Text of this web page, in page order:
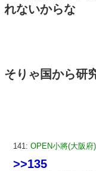
れないからな
そりゃ国から研
141: OPEN小將(大阪府
>>135